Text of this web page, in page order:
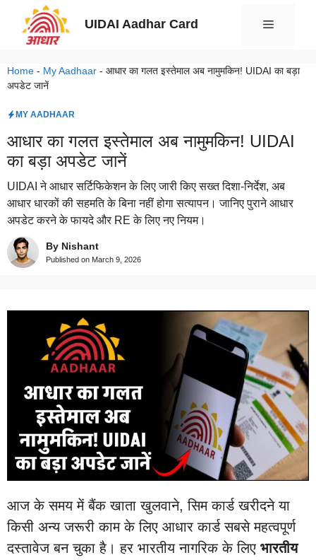
UIDAI Aadhar Card Menu
Home - My Aadhaar - आधार का गलत इस्तेमाल अब नामुमकिन! UIDAI का बड़ा
अपडेट जानें
MY AADHAAR
आधार का गलत इस्तेमाल अब नामुमकिन! UIDAI
का बड़ा अपडेट जानें
UIDAI ने आधार सर्टिफिकेशन के लिए जारी किए सख्त दिशा-निर्देश, अब
आधार धारकों की सहमति के बिना नहीं होगा सत्यापन। जानिए पुराने आधार
अपडेट करने के फायदे और RE के लिए नए नियम।
By Nishant
Published on March 9, 2026
आज के समय में बैंक खाता खुलवाने, सिम कार्ड खरीदने या
किसी अन्य जरूरी काम के लिए आधार कार्ड सबसे महत्वपूर्ण
दस्तावेज बन चुका है। हर भारतीय नागरिक के लिए भारतीय